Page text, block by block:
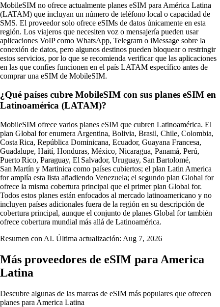
MobileSIM no ofrece actualmente planes eSIM para América Latina
(LATAM) que incluyan un número de teléfono local o capacidad de
SMS. El proveedor solo ofrece eSIMs de datos únicamente en esta
región. Los viajeros que necesiten voz o mensajería pueden usar
aplicaciones VoIP como WhatsApp, Telegram o iMessage sobre la
conexión de datos, pero algunos destinos pueden bloquear o restringir
estos servicios, por lo que se recomienda verificar que las aplicaciones
en las que confíes funcionen en el país LATAM específico antes de
comprar una eSIM de MobileSIM.
¿Qué países cubre MobileSIM con sus planes eSIM en
Latinoamérica (LATAM)?
MobileSIM ofrece varios planes eSIM que cubren Latinoamérica. El
plan Global for enumera Argentina, Bolivia, Brasil, Chile, Colombia,
Costa Rica, República Dominicana, Ecuador, Guayana Francesa,
Guadalupe, Haití, Honduras, México, Nicaragua, Panamá, Perú,
Puerto Rico, Paraguay, El Salvador, Uruguay, San Bartolomé,
San Martín y Martinica como países cubiertos; el plan Latin America
for amplía esta lista añadiendo Venezuela; el segundo plan Global for
ofrece la misma cobertura principal que el primer plan Global for.
Todos estos planes están enfocados al mercado latinoamericano y no
incluyen países adicionales fuera de la región en su descripción de
cobertura principal, aunque el conjunto de planes Global for también
ofrece cobertura mundial más allá de Latinoamérica.
Resumen con AI. Última actualización: Aug 7, 2026
Más proveedores de eSIM para America
Latina
Descubre algunas de las marcas de eSIM más populares que ofrecen
planes para America Latina